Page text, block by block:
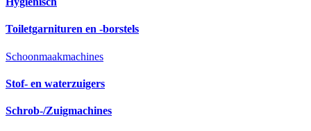
Toiletgarnituren en -borstels
Schoonmaakmachines
Stof- en waterzuigers
Schrob-/Zuigmachines